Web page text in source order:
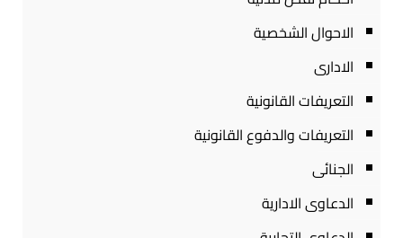
الاحوال الشخصية
الادارى
التعريفات القانونية
التعريفات والدفوع القانونية
الجنائى
الدعاوى الادارية